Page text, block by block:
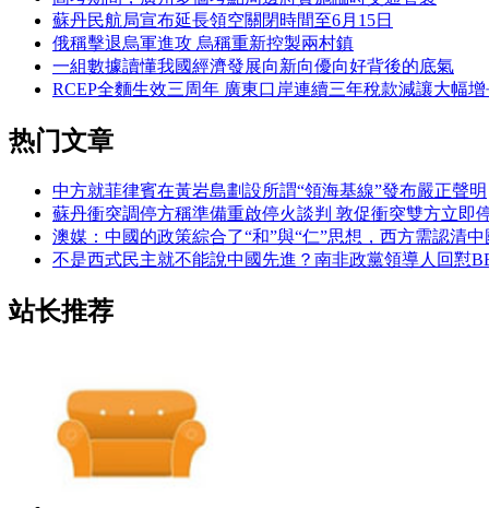
蘇丹民航局宣布延長領空關閉時間至6月15日
俄稱擊退烏軍進攻 烏稱重新控製兩村鎮
一組數據讀懂我國經濟發展向新向優向好背後的底氣
RCEP全麵生效三周年 廣東口岸連續三年稅款減讓大幅增
热门文章
中方就菲律賓在黃岩島劃設所謂“領海基線”發布嚴正聲明
蘇丹衝突調停方稱準備重啟停火談判 敦促衝突雙方立即
澳媒：中國的政策綜合了“和”與“仁”思想，西方需認清中
不是西式民主就不能說中國先進？南非政黨領導人回懟
站长推荐